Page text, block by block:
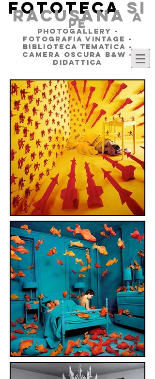
FOTOTECA SI
RACUSANAa
pe
PHOTOGALLERY -
FOTOGRAFIA VINTAGE -
BIBLIOTECA TEMATICA -
CAMERA OSCURA B&W -
DIDATTICA